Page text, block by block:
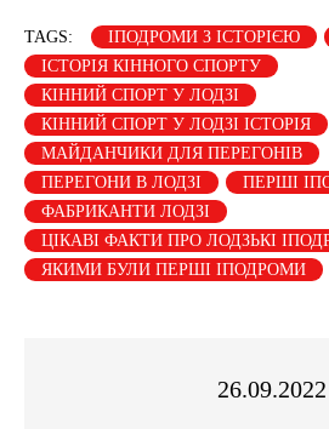
TAGS: ІПОДРОМИ З ІСТОРІЄЮ
ІСТОРІЯ КІННОГО СПОРТУ
КІННИЙ СПОРТ У ЛОДЗІ
КІННИЙ СПОРТ У ЛОДЗІ ІСТОРІЯ
МАЙДАНЧИКИ ДЛЯ ПЕРЕГОНІВ
ПЕРЕГОНИ В ЛОДЗІ
ПЕРШІ
ФАБРИКАНТИ ЛОДЗІ
ЦІКАВІ ФАКТИ ПРО ЛОДЗЬКІ
ЯКИМИ БУЛИ ПЕРШІ ІПОДРОМИ
26.09.2022